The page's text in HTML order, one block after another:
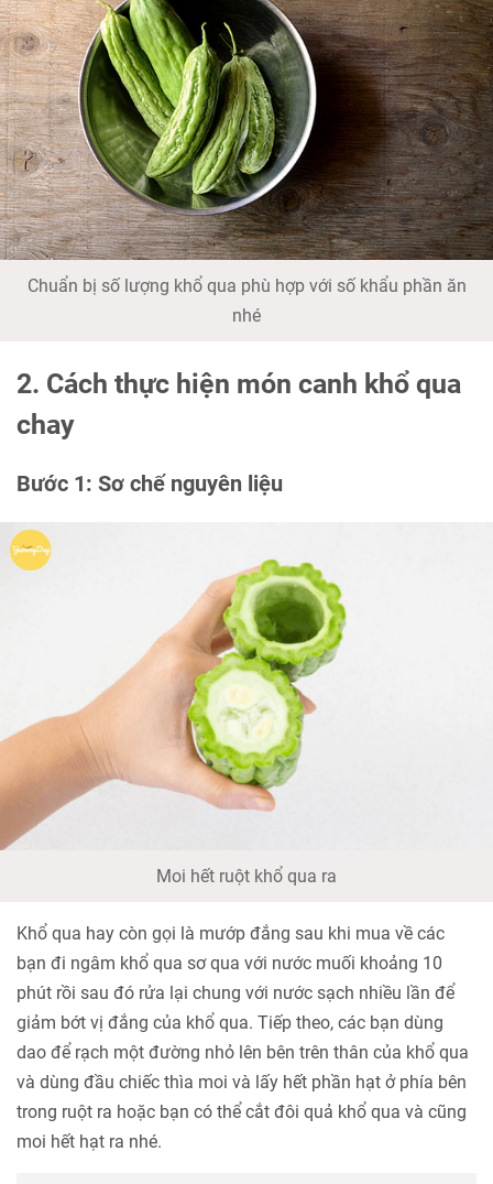
Chuẩn bị số lượng khổ qua phù hợp với số khẩu phần ăn
nhé
2. Cách thực hiện món canh khổ qua
chay
Bước 1: Sơ chế nguyên liệu
Moi hết ruột khổ qua ra
Khổ qua hay còn gọi là mướp đắng sau khi mua về các
bạn đi ngâm khổ qua sơ qua với nước muối khoảng 10
phút rồi sau đó rửa lại chung với nước sạch nhiều lần để
giảm bớt vị đắng của khổ qua. Tiếp theo, các bạn dùng
dao để rạch một đường nhỏ lên bên trên thân của khổ qua
và dùng đầu chiếc thìa moi và lấy hết phần hạt ở phía bên
trong ruột ra hoặc bạn có thể cắt đôi quả khổ qua và cũng
moi hết hạt ra nhé.